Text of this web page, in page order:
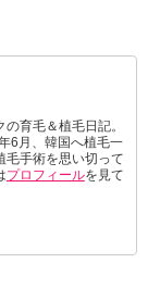
育毛＆植毛日記。
6月、韓国へ植毛一
毛手術を思い切って
プロフィールを見て